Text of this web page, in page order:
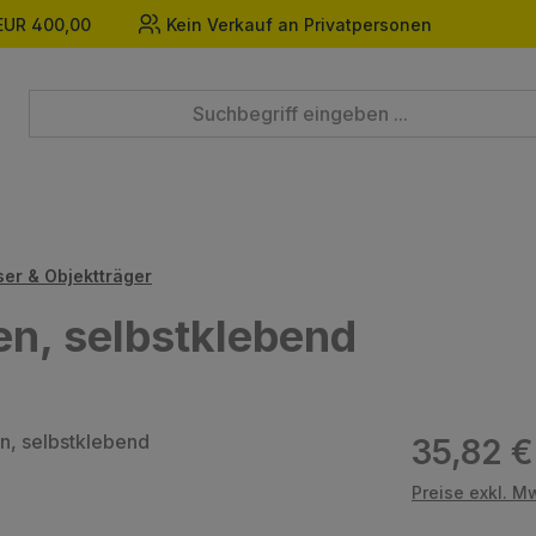
400,00 Kein Verkauf an Privatpersonen
& Objektträger
selbstklebend
Regulärer
35,82 €
Preise exkl.